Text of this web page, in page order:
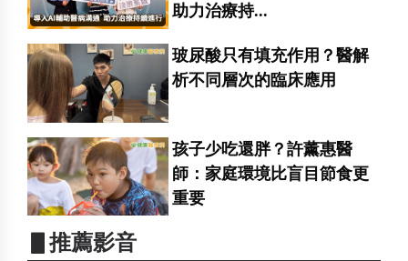
助力治療持...
玻尿酸只有填充作用？醫解
析不同層次的臨床應用
孩子少吃還胖？許薰惠醫
師：家庭環境比盲目節食更
重要
▋推薦影音